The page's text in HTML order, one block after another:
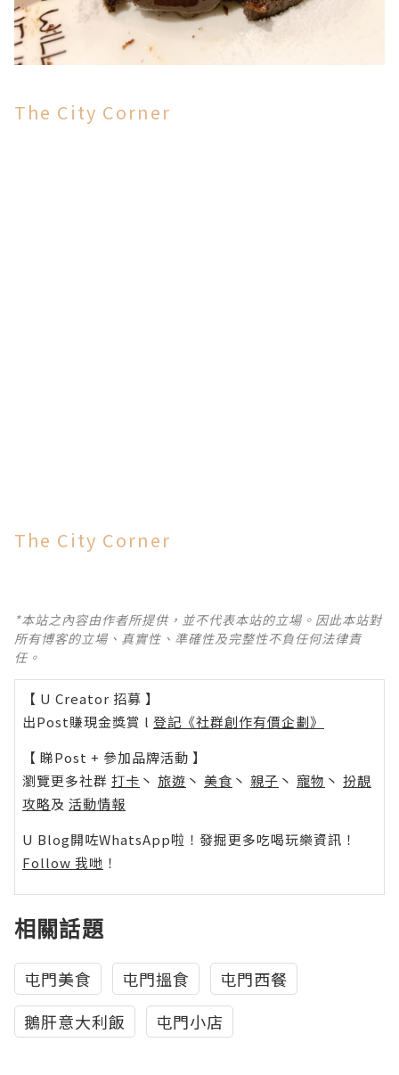
The City Corner
The City Corner
*本站之內容由作者所提供，並不代表本站的立場。因此本站對
所有博客的立場、真實性、準確性及完整性不負任何法律責
任。
【 U Creator 招募 】
出Post賺現金獎賞 l 登記《社群創作有價企劃》
【 睇Post + 參加品牌活動 】
瀏覽更多社群 打卡 丶 旅遊 丶 美食 丶 親子 丶 寵物 丶 扮靚
攻略及 活動情報
U Blog開咗WhatsApp啦！發掘更多吃喝玩樂資訊！
Follow 我哋 ！
相關話題
屯門美食 屯門搵食
屯門西餐
鵝肝意大利飯
屯門小店